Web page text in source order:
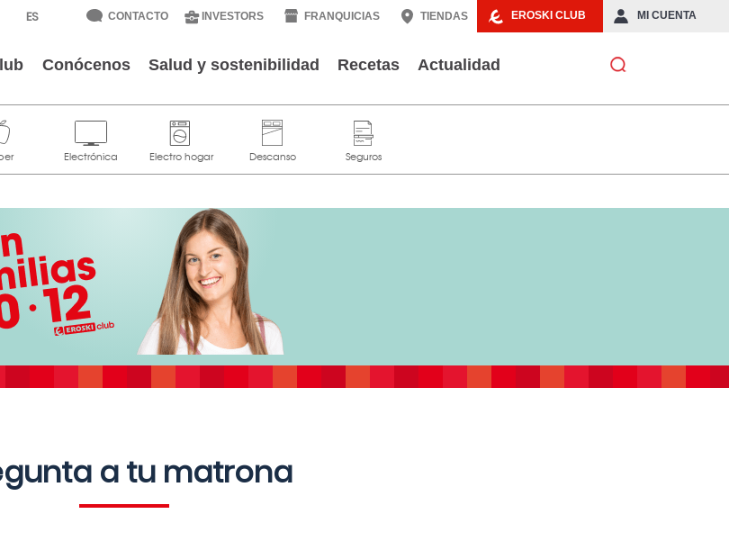
EROSKI CLUB MI CUENTA
CONTACTO INVESTORS FRANQUICIAS TIENDAS
Conócenos Salud y sostenibilidad Recetas Actualidad
a tu matrona